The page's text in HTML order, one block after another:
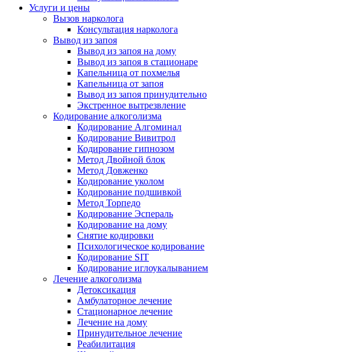
Услуги и цены
Вызов нарколога
Консультация нарколога
Вывод из запоя
Вывод из запоя на дому
Вывод из запоя в стационаре
Капельница от похмелья
Капельница от запоя
Вывод из запоя принудительно
Экстренное вытрезвление
Кодирование алкоголизма
Кодирование Алгоминал
Кодирование Вивитрол
Кодирование гипнозом
Метод Двойной блок
Метод Довженко
Кодирование уколом
Кодирование подшивкой
Метод Торпедо
Кодирование Эспераль
Кодирование на дому
Снятие кодировки
Психологическое кодирование
Кодирование SIT
Кодирование иглоукалыванием
Лечение алкоголизма
Детоксикация
Амбулаторное лечение
Стационарное лечение
Лечение на дому
Принудительное лечение
Реабилитация